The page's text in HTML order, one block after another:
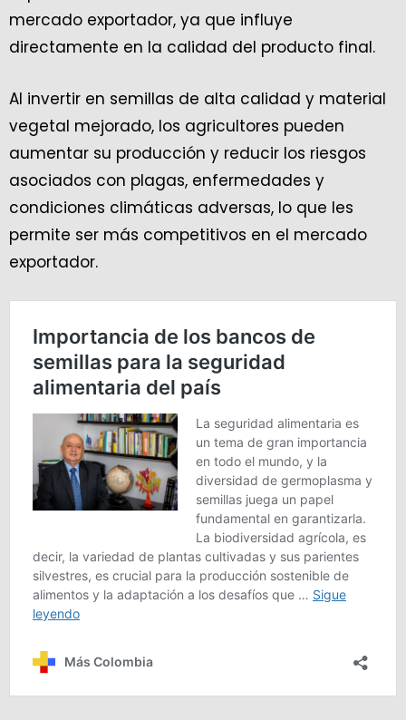
mercado exportador, ya que influye
directamente en la calidad del producto final.
Al invertir en semillas de alta calidad y material
vegetal mejorado, los agricultores pueden
aumentar su producción y reducir los riesgos
asociados con plagas, enfermedades y
condiciones climáticas adversas, lo que les
permite ser más competitivos en el mercado
exportador.